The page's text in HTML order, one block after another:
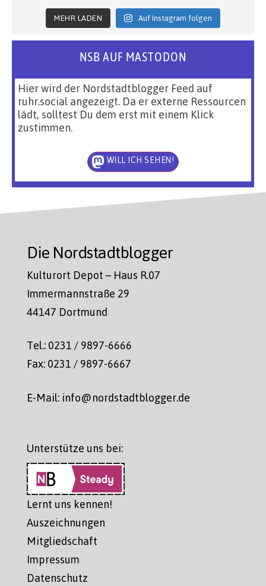
MEHR LADEN Auf Instagram folgen
NSB AUF MASTODON
Hier wird der Nordstadtblogger Feed auf
ruhr.social angezeigt. Da er externe Ressourcen
lädt, solltest Du dem erst mit einem Klick
zustimmen.
WILL ICH SEHEN!
Die Nordstadtblogger
Kulturort Depot – Haus R.07
Immermannstraße 29
44147 Dortmund
Tel.: 0231 / 9897-6666
Fax: 0231 / 9897-6667
E-Mail: info@nordstadtblogger.de
Unterstütze uns bei:
Lernt uns kennen!
Auszeichnungen
Mitgliedschaft
Impressum
Datenschutz